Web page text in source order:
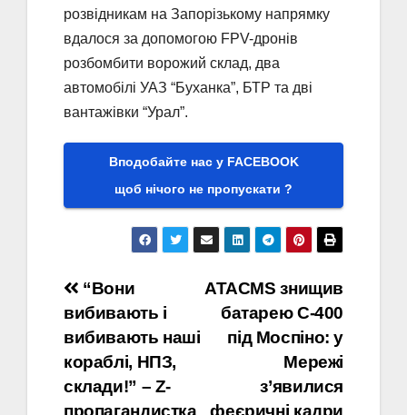
розвідникам на Запорізькому напрямку
вдалося за допомогою FPV-дронів
розбомбити ворожий склад, два
автомобілі УАЗ “Буханка”, БТР та дві
вантажівки “Урал”.
Вподобайте нас у FACEBOOK
щоб нічого не пропускати ?
Навігація
записів
ATACMS знищив
батарею С-400
під Моспіно: у
Мережі
з’явилися
феєричні кадри
“Вони
вибивають і
вибивають наші
кораблі, НПЗ,
склади!” – Z-
пропагандистка